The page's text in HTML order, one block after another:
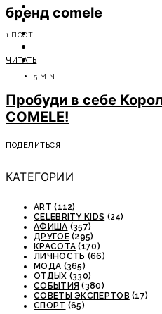
КРАСОТА
МОДА
СОВЕТЫ ЭКСПЕРТОВ
бренд comele
1 ПОСТ
ЧИТАТЬ
5 MIN
Пробуди в себе
COMELE!
ПОДЕЛИТЬСЯ
КАТЕГОРИИ
ART (112)
CELEBRITY KIDS (24)
АФИША (357)
ДРУГОЕ(295)
КРАСОТА (170)
ЛИЧНОСТЬ (66)
МОДА (365)
ОТДЫХ (330)
СОБЫТИЯ (380)
СОВЕТЫ ЭКСПЕРТОВ (17)
СПОРТ (65)